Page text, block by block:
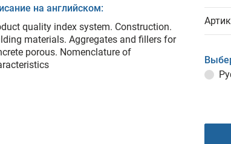
на английском:
quality index system. Construction.
materials. Aggregates and fillers for
porous. Nomenclature of